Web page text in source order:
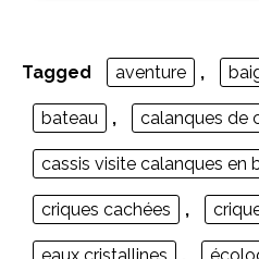
Tagged aventure ,
bateau , calanques de
cassis visite calanques en
criques cachées ,